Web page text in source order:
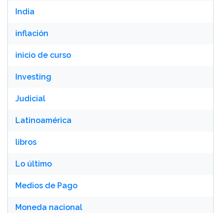
India
inflación
inicio de curso
Investing
Judicial
Latinoamérica
libros
Lo último
Medios de Pago
Moneda nacional